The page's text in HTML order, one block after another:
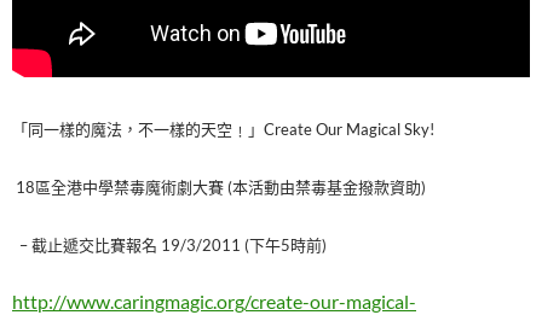
「同一樣的魔法，不一樣的天空﹗」Create Our Magical Sky!
18區全港中學禁毒魔術劇大賽 (本活動由禁毒基金撥款資助)
– 截止遞交比賽報名 19/3/2011 (下午5時前)
http://www.caringmagic.org/create-our-magical-